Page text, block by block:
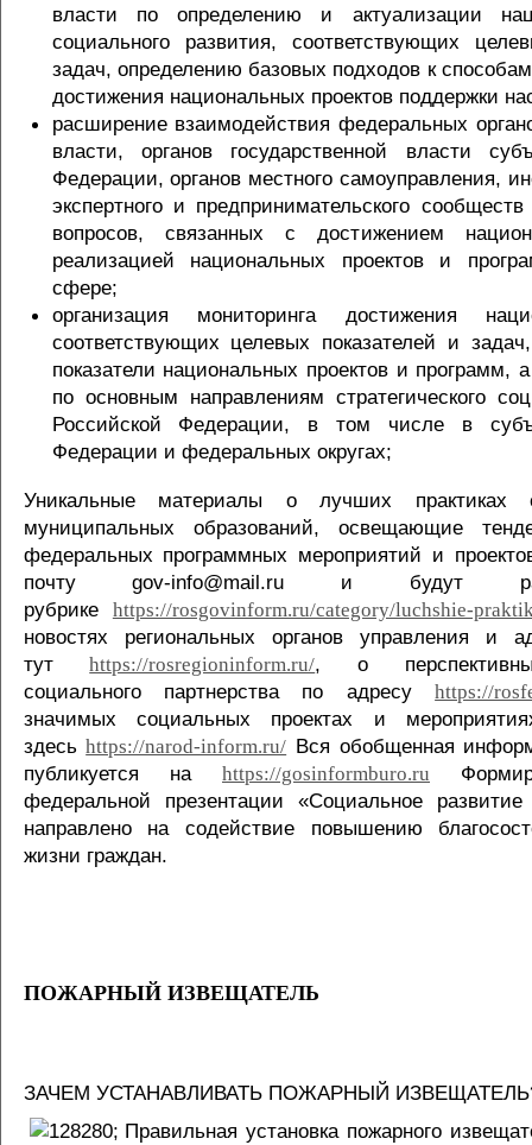
власти по определению и актуализации
социального развития, соответствующих
задач, определению базовых подходов к
достижения национальных проектов поддержки
расширение взаимодействия федеральных
власти, органов государственной власти
Федерации, органов местного самоуправления,
экспертного и предпринимательского
вопросов, связанных с достижением
реализацией национальных проектов и
сфере;
организация мониторинга достижения
соответствующих целевых показателей и
показатели национальных проектов и программ,
по основным направлениям стратегического
Российской Федерации, в том числе в
Федерации и федеральных округах;
Уникальные материалы о лучших
муниципальных образований, освещающие
федеральных программных мероприятий и
почту gov-info@mail.ru и будут
рубрике https://rosgovinform.ru/category/luchshie-
новостях региональных органов управления и
тутhttps://rosregioninform.ru/, о
социального партнерства по адресуhttps://
значимых социальных проектах и
здесьhttps://narod-inform.ru/ Вся обобщенная
публикуется на https://gosinformburo.ru
федеральной презентации «Социальное развитие
направлено на содействие повышению
жизни граждан.
ПОЖАРНЫЙ ИЗВЕЩАТЕЛЬ
ЗАЧЕМ УСТАНАВЛИВАТЬ ПОЖАРНЫЙ
Правильная установка пожарного